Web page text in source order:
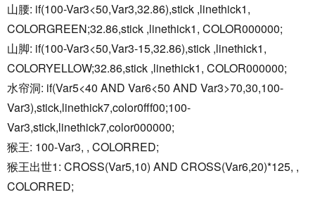
山腰: if(100-Var3<50,Var3,32.86),stick ,linethick1,
COLORGREEN;32.86,stick ,linethick1, COLOR000000;
山脚: if(100-Var3<50,Var3-15,32.86),stick ,linethick1,
COLORYELLOW;32.86,stick ,linethick1, COLOR000000;
水帘洞: if(Var5<40 AND Var6<50 AND Var3>70,30,100-
Var3),stick,linethick7,color0fff00;100-
Var3,stick,linethick7,color000000;
猴王: 100-Var3, , COLORRED;
猴王出世1: CROSS(Var5,10) AND CROSS(Var6,20)*125, ,
COLORRED;